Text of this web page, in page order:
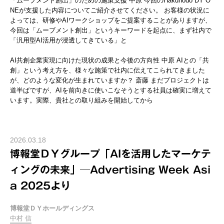
NEが支援した内容についてご紹介させてください。 お客様の状況に
よっては、研修やAIワークショップをご提案することがありますが、
今回は「ムーブメント創出」というキーワードを起点に、まず社内で
「汎用型AI活用が浸透してきている」と
AI共創企業実現に向けた現状の成果と今後の方向性 中原 AIとの「共
創」という考え方を、様々な施策で社内に伝えてこられてきました
が、どのような変化が生まれていますか？ 斎藤 まだプロジェクトは
道半ばですが、AIを前向きに使いこなそうとする社員は確実に増えて
います。実際、貴社との取り組みを開始してから
2026.03.18
博報堂ＤＹグループ「AIを活用したマーケテ
ィングの未来」─Advertising Week Asi
a 2025より
博報堂ＤＹホールディングス
中村 信